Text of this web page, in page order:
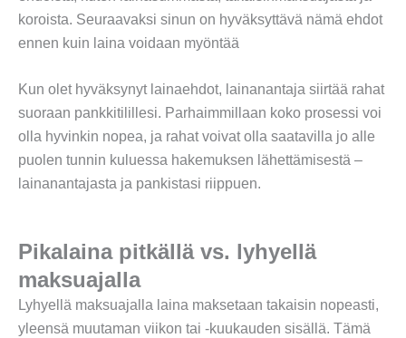
koroista. Seuraavaksi sinun on hyväksyttävä nämä ehdot
ennen kuin laina voidaan myöntää
Kun olet hyväksynyt lainaehdot, lainanantaja siirtää rahat
suoraan pankkitilillesi. Parhaimmillaan koko prosessi voi
olla hyvinkin nopea, ja rahat voivat olla saatavilla jo alle
puolen tunnin kuluessa hakemuksen lähettämisestä –
lainanantajasta ja pankistasi riippuen.
Pikalaina pitkällä vs. lyhyellä
maksuajalla
Lyhyellä maksuajalla laina maksetaan takaisin nopeasti,
yleensä muutaman viikon tai -kuukauden sisällä. Tämä